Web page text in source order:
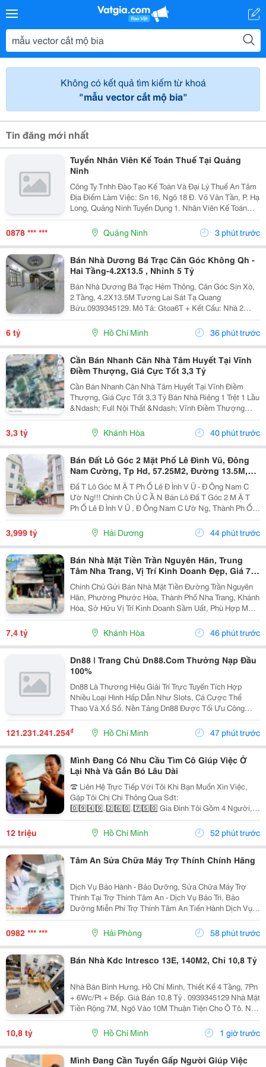
Không có kết quả tìm kiếm từ khoá
"mẫu vector cắt mộ bia"
Tin đăng mới nhất
Tuyển Nhân Viên Kế Toán Thuế Tại Quảng
Ninh
Công Ty Tnhh Đào Tạo Kế Toán Và Đại Lý Thuế An Tâm
Địa Điểm Làm Việc: Sn 16, Ngõ 18 Đ. Võ Văn Tần, P. Hạ
Long, Quảng Ninh Tuyển Dụng 1. Nhân Viên Kế Toán
Thuế : 05 Mô Tả Công Việc: &Bull; Thực Hiện Các Công
Việc Liên Quan Đến Kế Toán Thuế...
0878 *** *** Quảng Ninh 3 phút trước
Bán Nhà Dương Bá Trạc Căn Góc Không Qh -
Hai Tầng-4.2X13.5 , Nhỉnh 5 Tỷ
Bán Nhà Dương Bá Trạc Hẻm Thông, Căn Góc Sịn Xò,
2 Tầng, 4.2X13.5M Tương Lai Sát Tạ Quang
Bửu.0939345129. Mô Tả: Gtoa6T + Kết Cấu: Nhà 2
Tầng Btct Kiên Cố, 2 Phòng. + Vị Trí: Ngay Dương Bá
Trạc Thông Tạ Quang Bửu, Âu Dương Lân, Nguyễn Thị
Tần, Dạ...
6 tỷ Hồ Chí Minh 36 phút trước
Cần Bán Nhanh Căn Nhà Tâm Huyết Tại Vĩnh
Điềm Thượng, Giá Cực Tốt 3,3 Tỷ
Cần Bán Nhanh Căn Nhà Tâm Huyết Tại Vĩnh Điềm
Thượng, Giá Cực Tốt 3,3 Tỷ Bán Nhà Riêng 1 Trệt 1 Lầu
&Ndash; Full Nội Thất &Ndash; Vĩnh Điềm Thượng
&Ndash; Gần 23/10 Vị Trí: Thôn Vĩnh Điềm Thượng,
Cách Đường 23/10 Chỉ 50M Hẻm Thông Thoáng, Kết...
3,3 tỷ Khánh Hòa 40 phút trước
Bán Đất Lô Góc 2 Mặt Phố Lê Đình Vũ, Đông
Nam Cường, Tp Hd, 57.25M2, Đường 13.5M,
3.X Tỷ
Đấ T Lô Góc M Ặ T Ph Ố Lê Đ Ình V Ũ - Đ Ông Nam C
Ườ Ng!!! Chính Ch Ủ C Ầ N Bán Lô Đấ T Góc 2 M Ặ T
Ph Ố Lê Đ Ình V Ũ , Đ Ông Nam C Ườ Ng, Thành Ph Ố H
Ả I D Ươ Ng - Di Ệ N Tích 57.25M2, H Ướ Ng Tây, Tây B
3,999 tỷ Hải Dương 44 phút trước
Bán Nhà Mặt Tiền Trần Nguyên Hãn, Trung
Tâm Nha Trang, Vị Trí Kinh Doanh Đẹp, Giá 7,4
Tỷ
Chính Chủ Gửi Bán Nhà Mặt Tiền Đường Trần Nguyên
Hãn, Phường Phước Hòa, Thành Phố Nha Trang, Khánh
Hòa, Sở Hữu Vị Trí Kinh Doanh Sầm Uất, Phù Hợp Mở
Cửa Hàng, Văn Phòng, Showroom Hoặc Đầu Tư Cho
Thuê Lâu Dài. Thông Tin Chi Tiết. - Địa Chỉ: Số...
7,4 tỷ Khánh Hòa 46 phút trước
Dn88 | Trang Chủ Dn88.Com Thưởng Nạp Đầu
100%
Dn88 Là Thương Hiệu Giải Trí Trực Tuyến Tích Hợp
Nhiều Loại Hình Hấp Dẫn Như Slots, Cá Cược Thể
Thao Và Xổ Số. Nền Tảng Dn88 Được Tối Ưu Công
Nghệ, Bảo Mật Cao, Nạp Rút Nhanh Và Hỗ Trợ Tốt Trên
Pc Lẫn Điện Thoại Di Động. Website:
Https://Dn88C.com/...
121.231.241.254₫ Hồ Chí Minh 47 phút trước
Mình Đang Có Nhu Cầu Tìm Cô Giúp Việc Ở
Lại Nhà Và Gắn Bó Lâu Dài
☎️ Liên Hệ Trực Tiếp Với Tôi Khi Bạn Muốn Xin Việc,
Gặp Tôi Chị Chi Thông Qua Sđt:
0️⃣9️⃣4️⃣9️⃣.2️⃣6️⃣0️⃣.7️⃣5️⃣0️⃣ Gia Đình Tôi Gồm 4 Người, 2
Vợ Chồng 2 Con Nhỏ, Bé Lớn 9 Tuổi Đã Đi Học Có Ba
Mẹ Đưa Rước, Bé Nhỏ 1 Tuổi. Nhà Thì Chỉ Có 1 Lầu.
12 triệu Hồ Chí Minh 52 phút trước
Tâm An Sửa Chữa Máy Trợ Thính Chính Hãng
Dịch Vụ Bảo Hành - Bảo Dưỡng, Sửa Chữa Máy Trợ
Thính Tại Trợ Thính Tâm An - Dịch Vụ Bảo Trì, Bảo
Dưỡng Miễn Phí Trợ Thính Tâm An Tiến Hành Dịch Vụ
Bảo Dưỡng, Vệ Sinh Sấy Khô Máy Trợ Thính Định Kì 3
Tháng/1 Lần Đối Với Tất Cả Các Thiêt Bị Trợ...
0982 *** *** Hải Phòng 58 phút trước
Bán Nhà Kdc Intresco 13E, 140M2, Chỉ 10,8 Tỷ
Nhà Bán Bình Hưng, Hồ Chí Minh, Thiết Kế 4 Tầng, 7Pn
+ 6Wc/Pt + Bếp. Giá Bán 10,8 Tỷ . 0939345129 Nhà Mặt
Tiền Rộng 7M, Ngõ Vào 10M Thuận Tiện Cho Ô Tô. Nội
Thất Bao Gồm Điều Hòa, Tủ Lạnh, Giường, Mang Đến
Không Gian Sống Thoải Mái Và Tiện Nghi....
10,8 tỷ Hồ Chí Minh 1 giờ trước
Mình Đang Cần Tuyển Gấp Người Giúp Việc